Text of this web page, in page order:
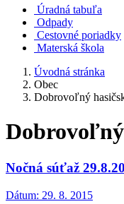
Úradná tabuľa
Odpady
Cestovné poriadky
Materská škola
Úvodná stránka
Obec
Dobrovoľný
Nočná súťaž
Dátum: 29. 8. 2015